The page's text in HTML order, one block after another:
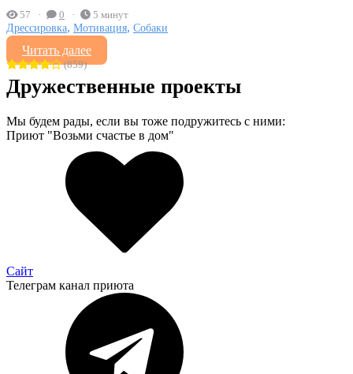
57 0 5 минут
Дрессировка, Мотивация, Собаки
Читать далее
(859)
Дружественные проекты
Мы будем рады, если вы тоже подружитесь с ними:
Приют "Возьми счастье в дом"
Сайт
Телеграм канал приюта